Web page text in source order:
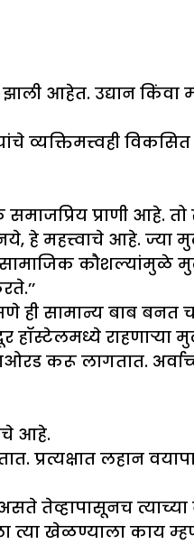
आहेत. उद्यान
व्यक्तिमत्त्वही
प्राणी आहे.
हे महत्त्वाचे आहे. ज्या
सामाजिक कौशल्यांमुळे
ही सामान्य बाब बनत
राहणाऱ्या
करू लागतात.
आहे.
प्रत्यक्षात लहान
तेव्हापासूनच त्याच्या
त्या खेळण्याला काय